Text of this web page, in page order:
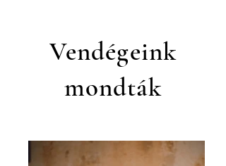
Vendégeink
mondták